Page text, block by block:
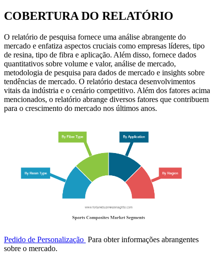
COBERTURA DO RELATÓRIO
O relatório de pesquisa fornece uma análise abrangente do
mercado e enfatiza aspectos cruciais como empresas líderes, tipo
de resina, tipo de fibra e aplicação. Além disso, fornece dados
quantitativos sobre volume e valor, análise de mercado,
metodologia de pesquisa para dados de mercado e insights sobre
tendências de mercado. O relatório destaca desenvolvimentos
vitais da indústria e o cenário competitivo. Além dos fatores acima
mencionados, o relatório abrange diversos fatores que contribuem
para o crescimento do mercado nos últimos anos.
Pedido de Personalização Para obter informações abrangentes
sobre o mercado.